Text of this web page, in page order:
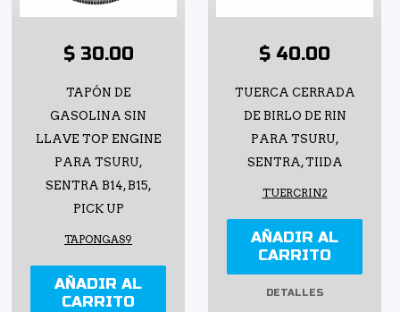
$ 30.00
TAPÓN DE
GASOLINA SIN
LLAVE TOP ENGINE
PARA TSURU,
SENTRA B14, B15,
PICK UP
TAPONGAS9
AÑADIR AL
CARRITO
$ 40.00
TUERCA CERRADA
DE BIRLO DE RIN
PARA TSURU,
SENTRA, TIIDA
TUERCRIN2
AÑADIR AL
CARRITO
DETALLES